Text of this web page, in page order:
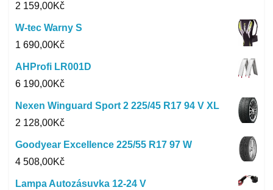
2 159,00Kč
W-tec Warny S
1 690,00Kč
AHProfi LR001D
6 190,00Kč
Nexen Winguard Sport 2 225/45 R17 94 V XL
2 128,00Kč
Goodyear Excellence 225/55 R17 97 W
4 508,00Kč
Lampa Autozásuvka 12-24 V